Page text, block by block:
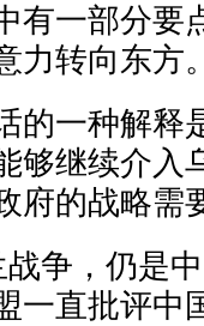
有一部分要
力转向东方
的一种解释
够继续介入
府的战略需
争，仍是
一直批评中